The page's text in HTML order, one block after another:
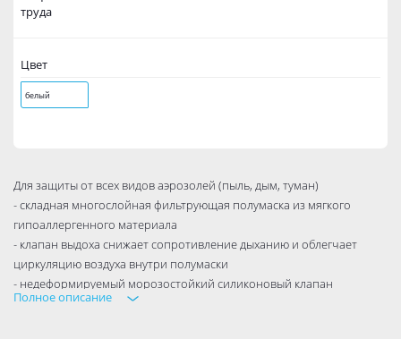
труда
Цвет
белый
Для защиты от всех видов аэрозолей (пыль, дым, туман)
- складная многослойная фильтрующая полумаска из мягкого
гипоаллергенного материала
- клапан выдоха снижает сопротивление дыханию и облегчает
циркуляцию воздуха внутри полумаски
- недеформируемый морозостойкий силиконовый клапан
обеспечивает надежную и долговременную защиту
Полное описание